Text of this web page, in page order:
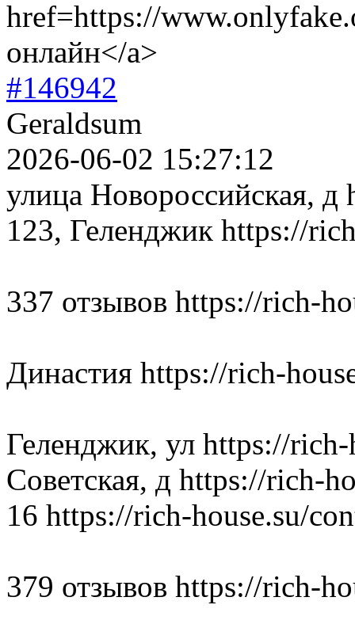
href=https://
онлайн</a>
#146942
Geraldsum
2026-06-02 15:27:12
улица Новороссийская,
123, Геленджик https://
337 отзывов https://rich-
Династия https://rich-
Геленджик, ул https://rich-
Советская, д https://rich-
16 https://rich-house.su/
379 отзывов https://rich-